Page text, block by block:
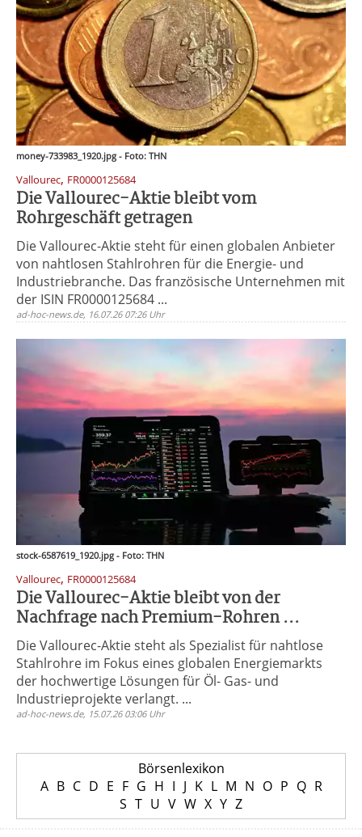
money-733983_1920.jpg - Foto: THN
Vallourec, FR0000125684
Die Vallourec-Aktie bleibt vom
Rohrgeschäft getragen
Die Vallourec-Aktie steht für einen globalen Anbieter
von nahtlosen Stahlrohren für die Energie- und
Industriebranche. Das französische Unternehmen mit
der ISIN FR0000125684 ...
ad-hoc-news.de, 16.07.26 07:26 Uhr
stock-6587619_1920.jpg - Foto: THN
Vallourec, FR0000125684
Die Vallourec-Aktie bleibt von der
Nachfrage nach Premium-Rohren ...
Die Vallourec-Aktie steht als Spezialist für nahtlose
Stahlrohre im Fokus eines globalen Energiemarkts
der hochwertige Lösungen für Öl- Gas- und
Industrieprojekte verlangt. ...
ad-hoc-news.de, 15.07.26 03:06 Uhr
Börsenlexikon
A B C D E F G H I J K L M N O P Q R
S T U V W X Y Z